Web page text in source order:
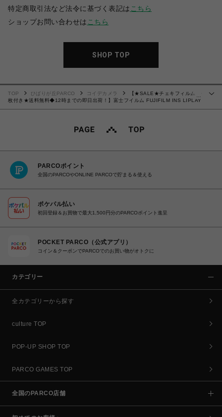
特定商取引法など法令に基づく表記は こちら
ショップお問い合わせは こちら
SHOP TOP
…
TOP ひばりが丘PARCO コイデカメラ
【★SALE★チェキフィルム10
枚付き★送料無料◆12時までの即日出荷！】富士フイルム FUJIFILM INS LIPLAY
PARCOポイント
全国のPARCOやONLINE PARCOで貯まる＆使える
ポケパル払い
初回登録＆お買物で最大1,500円分のPARCOポイント進呈
POCKET PARCO（公式アプリ）
コイン＆クーポンでPARCOでのお買い物がオトクに
カテゴリー
全カテゴリーから探す
culture TOP
POP-UP SHOP TOP
PARCO GAMES TOP
全国のPARCO店舗